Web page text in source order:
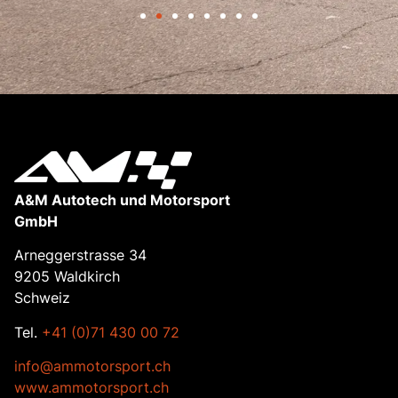
A&M Autotech und Motorsport
GmbH
Arneggerstrasse 34
9205 Waldkirch
Schweiz
Tel. +41 (0)71 430 00 72
info@ammotorsport.ch
www.ammotorsport.ch